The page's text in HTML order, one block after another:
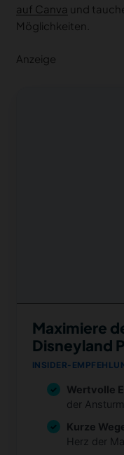
auf Canva und
Möglichkeiten.
Anzeige
Maximiere
Disneyland
INSIDER-
Wertvolle
der
Kurze
Herz der